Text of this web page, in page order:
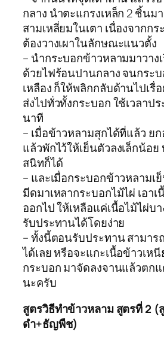
กลาง นำตะแกรงเหล็ก 2 ชิ้นม
สามเหลี่ยมในเตา เนื่องจากก
ต้องวางเผาในลักษณะแนวตั้ง
– นำกระบอกข้าวหลามมาวาง
ด้วยไฟร้อนปานกลาง จนกระ
เหลือง ก็ให้พลิกกลับด้านไปเรื่
ส่งไปทั่วทั้งกระบอก ใช้เวลาป
นาที
– เมื่อข้าวหลามสุกได้ที่แล้ว ย
แล้วพักไว้ให้เย็นตัวลงเล็กน้อ
สนิทก็ได้
– และเมื่อกระบอกข้าวหลามเ
มีดมาเหลากระบอกไม้ไผ่ เอา
ออกไป ให้เหลือแค่เนื้อไม้ไผ่บ
รับประทานได้โดยง่าย
– ทั้งนี้ตอนรับประทาน สามาร
ได้เลย หรือจะแกะเนื้อข้าวเห
กระบอก มาจัดลงจานแล้วตก
นะครับ
สูตรวิธีทำข้าวหลาม สูตรที่ 2 (
ดำ+ธัญพืช)